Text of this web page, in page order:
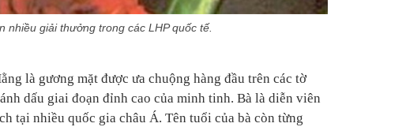
nhiều giải thưởng trong các LHP quốc tế.
là gương mặt được ưa chuộng hàng đầu trên các tờ
dấu giai đoạn đỉnh cao của minh tinh. Bà là diễn viên
tại nhiều quốc gia châu Á. Tên tuổi của bà còn từng